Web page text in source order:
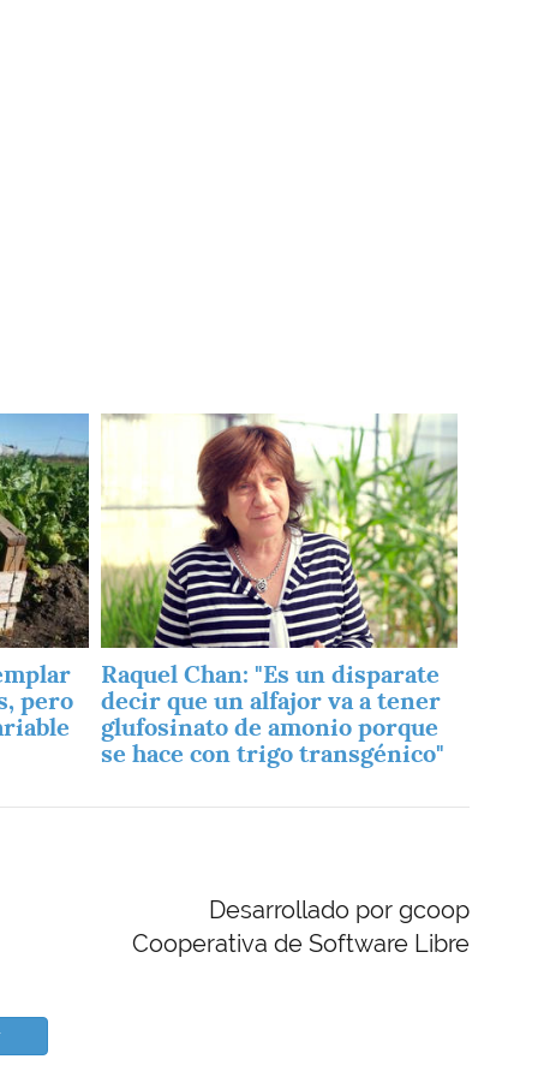
pero
Imagen
Raquel Chan: "Es un disparate
decir que un alfajor va a tener
glufosinato de amonio porque
se hace con trigo transgénico"
Desarrollado por gcoop
Cooperativa de Software Libre